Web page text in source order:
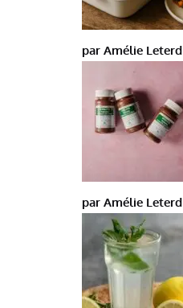
par Amélie Leterd
par Amélie Leterd